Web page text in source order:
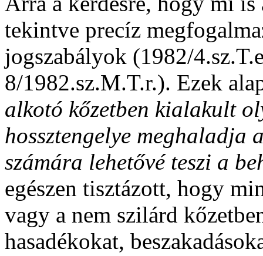
tekintve precíz
jogszabályok (1982/
8/1982.sz.M.T.r.). Ezek
alkotó kőzetben kialakult
hossztengelye meghaladja
számára lehetővé teszi a
egészen tisztázott, hogy
vagy a nem szilárd
hasadékokat,